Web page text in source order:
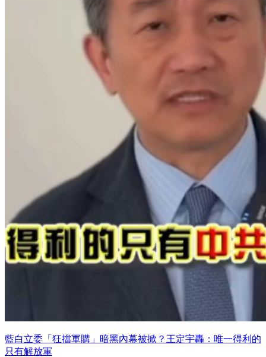
藍白立委「狂擋軍購」暗黑內幕被掀？王定宇轟：唯一得利的
只有解放軍